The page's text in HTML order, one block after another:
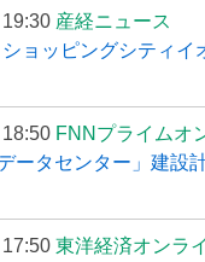
産経ニュース
ショッピングシティ
FNNプライムオ
ータセンター」建設
東洋経済オンラ